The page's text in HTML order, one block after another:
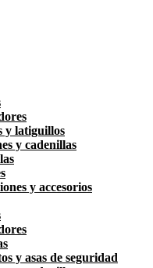
y latiguillos
y cadenillas
y accesorios
y asas de seguridad